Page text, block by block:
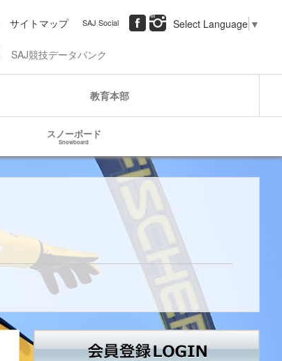
サイトマップ SAJ Social Select Language ▼
SAJ競技データバンク
教育本部
スノーボード
Snowboard